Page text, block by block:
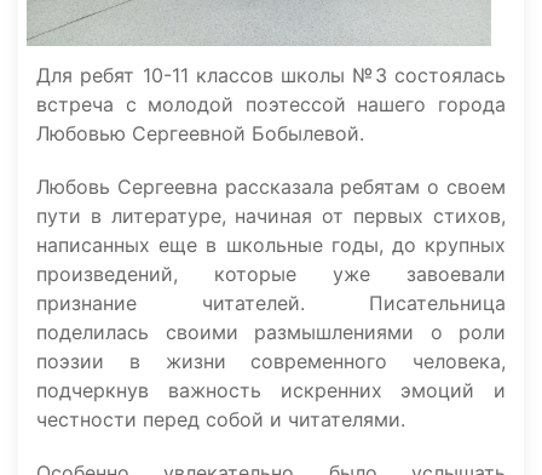
Для ребят 10-11 классов школы №3 состоялась
встреча с молодой поэтессой нашего города
Любовью Сергеевной Бобылевой.
Любовь Сергеевна рассказала ребятам о своем
пути в литературе, начиная от первых стихов,
написанных еще в школьные годы, до крупных
произведений, которые уже завоевали
признание читателей. Писательница
поделилась своими размышлениями о роли
поэзии в жизни современного человека,
подчеркнув важность искренних эмоций и
честности перед собой и читателями.